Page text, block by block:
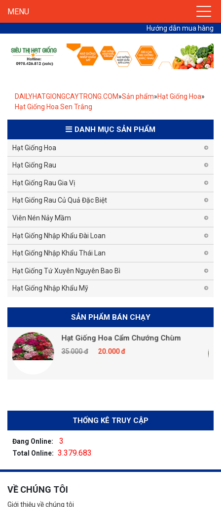
MENU
Hướng dẫn mua hàng
DAILYHATGIONGCAYTRONG.COM»Sản phẩm»Hạt Giống Hoa»
Hạt Giống Hoa Sen Trắng
DANH MỤC SẢN PHẨM
Hạt Giống Hoa
Hạt Giống Rau
Hạt Giống Rau Gia Vị
Hạt Giống Rau Củ Quả Đặc Biệt
Viên Nén Nảy Mầm
Hạt Giống Nhập Khẩu Đài Loan
Hạt Giống Nhập Khẩu Thái Lan
Hạt Giống Tứ Xuyên Nguyên Bao Bì
Hạt Giống Nhập Khẩu Mỹ
SẢN PHẨM BÁN CHẠY
Hạt Giống Hoa Cẩm Chướng Chùm
35.000 đ 20.000 đ
THỐNG KÊ TRUY CẬP
Đang Online: 3
Total Online: 3.379.683
VỀ CHÚNG TÔI
Giới thiệu về chúng tôi